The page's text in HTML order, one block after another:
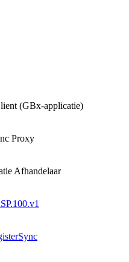
(GBx-applicatie)
Proxy
Afhandelaar